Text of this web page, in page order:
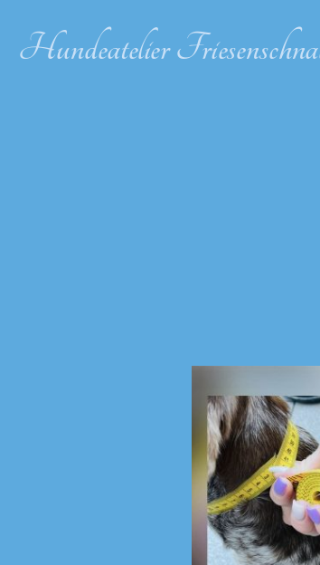
Hundeatelier